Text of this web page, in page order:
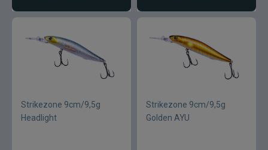
Strikezone 9cm/9,5g
Headlight
Strikezone 9cm/9,5g
Golden AYU